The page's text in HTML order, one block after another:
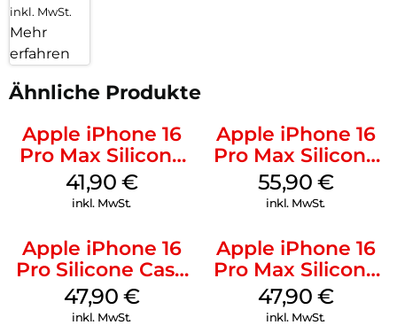
inkl. MwSt.
Mehr
erfahren
Ähnliche Produkte
Apple iPhone 16
Pro Max Silicone
Case MagSafe
Ultramarine
41,90 €
inkl. MwSt.
Apple iPhone 16
Pro Max Silicone
Case MagSafe
Stone Gray
55,90 €
inkl. MwSt.
Apple iPhone 16
Pro Silicone Case
MagSafe Denim
47,90 €
inkl. MwSt.
Apple iPhone 16
Pro Max Silicone
Case MagSafe
Black
47,90 €
inkl. MwSt.